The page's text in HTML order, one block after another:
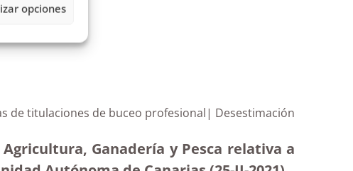
opciones
de titulaciones de buceo profesional| Desestimación
Ganadería y Pesca relativa a